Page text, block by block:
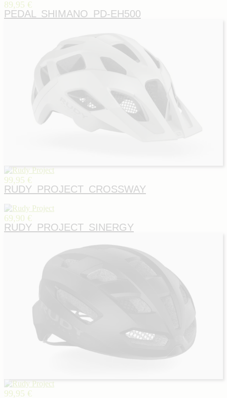
89,95 €
PEDAL SHIMANO PD-EH500
99,95 €
RUDY PROJECT CROSSWAY
69,90 €
RUDY PROJECT SINERGY
99,95 €